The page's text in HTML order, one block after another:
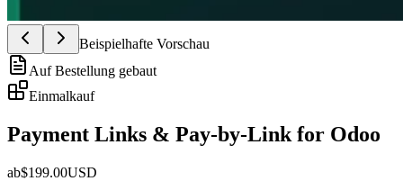
Beispielhafte Vorschau
Auf Bestellung gebaut
Einmalkauf
Payment Links & Pay-by-Link for Odoo
ab$199.00USD